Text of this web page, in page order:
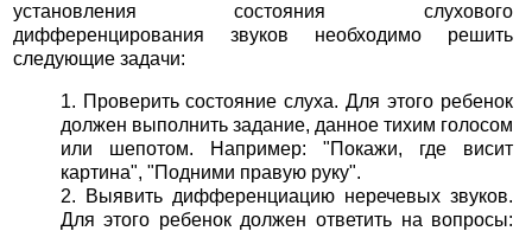
установления состояния слухового
дифференцирования звуков необходимо решить
следующие задачи:
1. Проверить состояние слуха. Для этого ребенок
должен выполнить задание, данное тихим голосом
или шепотом. Например: "Покажи, где висит
картина", "Подними правую руку".
2. Выявить дифференциацию неречевых звуков.
Для этого ребенок должен ответить на вопросы: